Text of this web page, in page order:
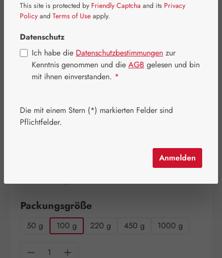
Regulärer Preis:
32,15 €
Packungsgrößeauswählen
50 g 100 g 220 g 450 g 1000 g
Produkt Anzahl: Gib den gewünschten
This site is protected by Friendly Captcha and its Privacy
Policy and Terms of Use apply.
Datenschutz
Ich habe die Datenschutzbestimmungen zur
Kenntnis genommen und die AGB gelesen und bin
mit ihnen einverstanden. *
Die mit einem Stern (*) markierten Felder sind
Pflichtfelder.
Anmelden